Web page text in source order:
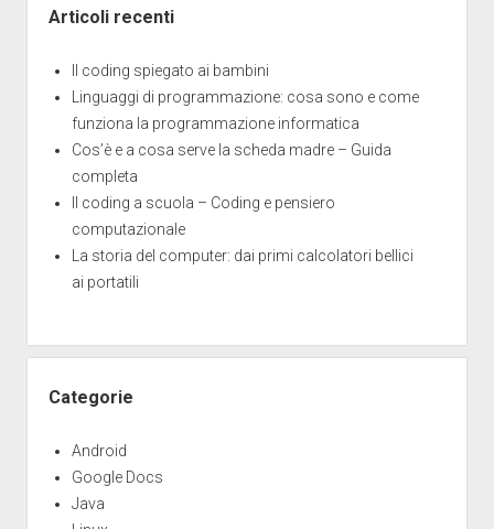
Articoli recenti
Il coding spiegato ai bambini
Linguaggi di programmazione: cosa sono e come
funziona la programmazione informatica
Cos’è e a cosa serve la scheda madre – Guida
completa
Il coding a scuola – Coding e pensiero
computazionale
La storia del computer: dai primi calcolatori bellici
ai portatili
Categorie
Android
Google Docs
Java